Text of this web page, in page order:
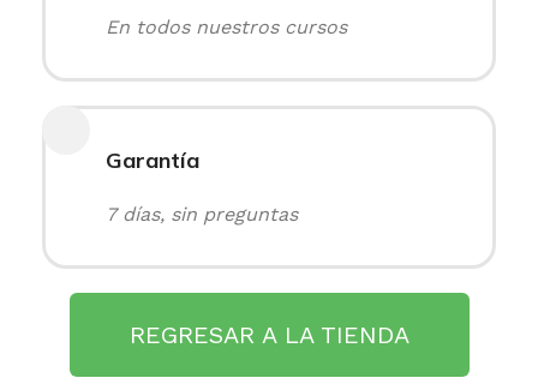
En todos nuestros cursos
Garantía
7 días, sin preguntas
REGRESAR A LA TIENDA